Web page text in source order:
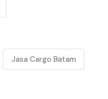
Jasa Cargo Batam